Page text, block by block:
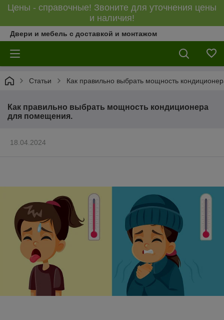
Цены - справочные! Звоните для уточнения цены
и наличия!
Двери и мебель с доставкой и монтажом
Статьи Как правильно выбрать мощность
Как правильно выбрать мощность кондиционера
для помещения.
18.04.2024